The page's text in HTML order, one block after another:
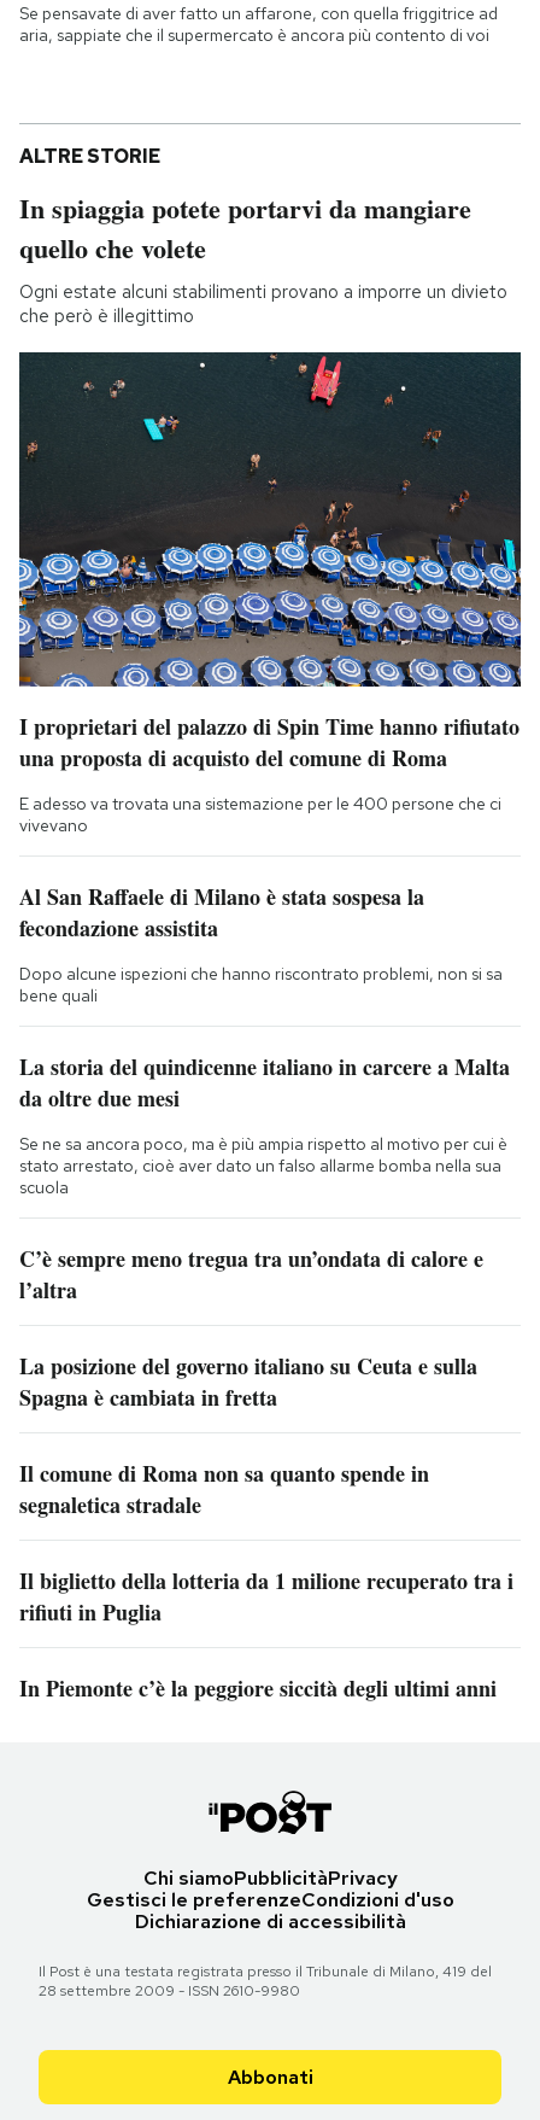
Se pensavate di aver fatto un affarone, con quella friggitrice ad
aria, sappiate che il supermercato è ancora più contento di voi
ALTRE STORIE
In spiaggia potete portarvi da mangiare
quello che volete
Ogni estate alcuni stabilimenti provano a imporre un divieto
che però è illegittimo
I proprietari del palazzo di Spin Time hanno rifiutato
una proposta di acquisto del comune di Roma
E adesso va trovata una sistemazione per le 400 persone che ci
vivevano
Al San Raffaele di Milano è stata sospesa la
fecondazione assistita
Dopo alcune ispezioni che hanno riscontrato problemi, non si sa
bene quali
La storia del quindicenne italiano in carcere a Malta
da oltre due mesi
Se ne sa ancora poco, ma è più ampia rispetto al motivo per cui è
stato arrestato, cioè aver dato un falso allarme bomba nella sua
scuola
C’è sempre meno tregua tra un’ondata di calore e
l’altra
La posizione del governo italiano su Ceuta e sulla
Spagna è cambiata in fretta
Il comune di Roma non sa quanto spende in
segnaletica stradale
Il biglietto della lotteria da 1 milione recuperato tra i
rifiuti in Puglia
In Piemonte c’è la peggiore siccità degli ultimi anni
Chi siamoPubblicitàPrivacy
Gestisci le preferenzeCondizioni d'uso
Dichiarazione di accessibilità
Il Post è una testata registrata presso il Tribunale di Milano, 419 del
28 settembre 2009 - ISSN 2610-9980
Abbonati